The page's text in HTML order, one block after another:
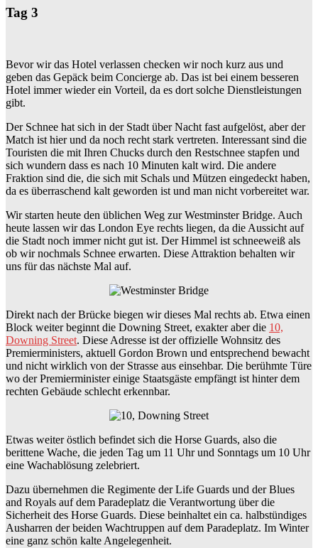
Tag 3
Bevor wir das Hotel verlassen checken wir noch kurz aus und
geben das Gepäck beim Concierge ab. Das ist bei einem besseren
Hotel immer wieder ein Vorteil, da es dort solche Dienstleistungen
gibt.
Der Schnee hat sich in der Stadt über Nacht fast aufgelöst, aber der
Match ist hier und da noch recht stark vertreten. Interessant sind die
Touristen die mit Ihren Chucks durch den Restschnee stapfen und
sich wundern dass es nach 10 Minuten kalt wird. Die andere
Fraktion sind die, die sich mit Schals und Mützen eingedeckt haben,
da es überraschend kalt geworden ist und man nicht vorbereitet war.
Wir starten heute den üblichen Weg zur Westminster Bridge. Auch
heute lassen wir das London Eye rechts liegen, da die Aussicht auf
die Stadt noch immer nicht gut ist. Der Himmel ist schneeweiß als
ob wir nochmals Schnee erwarten. Diese Attraktion behalten wir
uns für das nächste Mal auf.
Direkt nach der Brücke biegen wir dieses Mal rechts ab. Etwa einen
Block weiter beginnt die Downing Street, exakter aber die 10,
Downing Street. Diese Adresse ist der offizielle Wohnsitz des
Premierministers, aktuell Gordon Brown und entsprechend bewacht
und nicht wirklich von der Strasse aus einsehbar. Die berühmte Türe
wo der Premierminister einige Staatsgäste empfängt ist hinter dem
rechten Gebäude schlecht erkennbar.
Etwas weiter östlich befindet sich die Horse Guards, also die
berittene Wache, die jeden Tag um 11 Uhr und Sonntags um 10 Uhr
eine Wachablösung zelebriert.
Dazu übernehmen die Regimente der Life Guards und der Blues
and Royals auf dem Paradeplatz die Verantwortung über die
Sicherheit des Horse Guards. Diese beinhaltet ein ca. halbstündiges
Ausharren der beiden Wachtruppen auf dem Paradeplatz. Im Winter
eine ganz schön kalte Angelegenheit.